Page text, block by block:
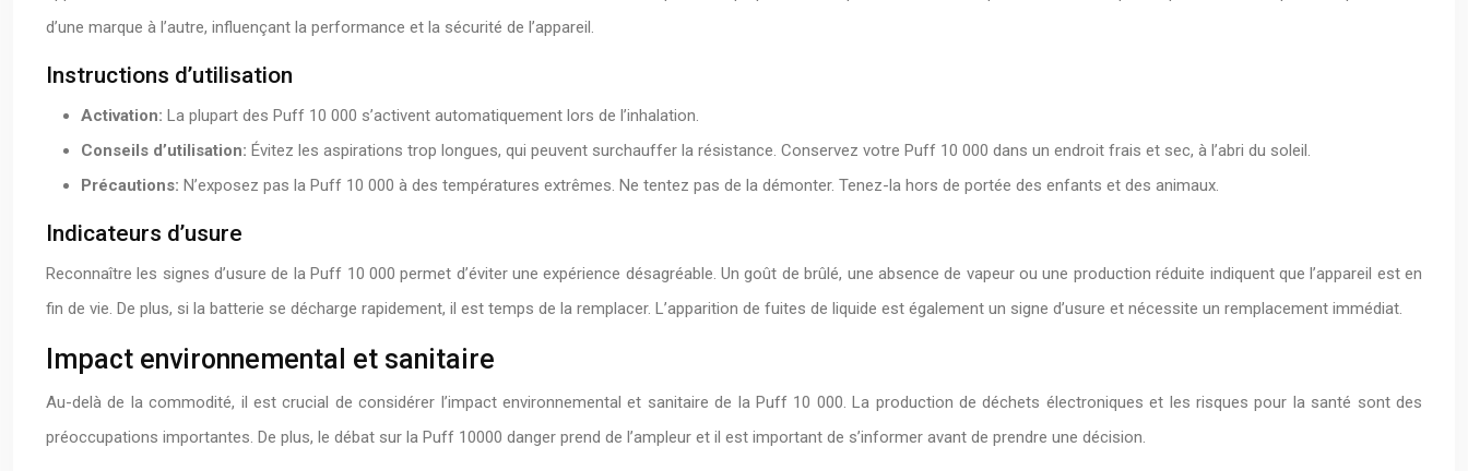
d’une marque à l’autre, influençant la performance et la sécurité de l’appareil.
Instructions d’utilisation
Activation: La plupart des Puff 10 000 s’activent automatiquement lors de l’inhalation.
Conseils d’utilisation: Évitez les aspirations trop longues, qui peuvent surchauffer la résistance. Conservez votre Puff 10 000 dans un endroit frais et sec, à l’abri du soleil.
Précautions: N’exposez pas la Puff 10 000 à des températures extrêmes. Ne tentez pas de la démonter. Tenez-la hors de portée des enfants et des animaux.
Indicateurs d’usure
Reconnaître les signes d’usure de la Puff 10 000 permet d’éviter une expérience désagréable. Un goût de brûlé, une absence de vapeur ou une production réduite indiquent que l’appareil est en
fin de vie. De plus, si la batterie se décharge rapidement, il est temps de la remplacer. L’apparition de fuites de liquide est également un signe d’usure et nécessite un remplacement immédiat.
Impact environnemental et sanitaire
Au-delà de la commodité, il est crucial de considérer l’impact environnemental et sanitaire de la Puff 10 000. La production de déchets électroniques et les risques pour la santé sont des
préoccupations importantes. De plus, le débat sur la Puff 10000 danger prend de l’ampleur et il est important de s’informer avant de prendre une décision.